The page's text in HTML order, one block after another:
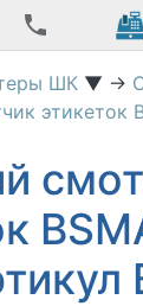
ШК ▼ →
этикеток